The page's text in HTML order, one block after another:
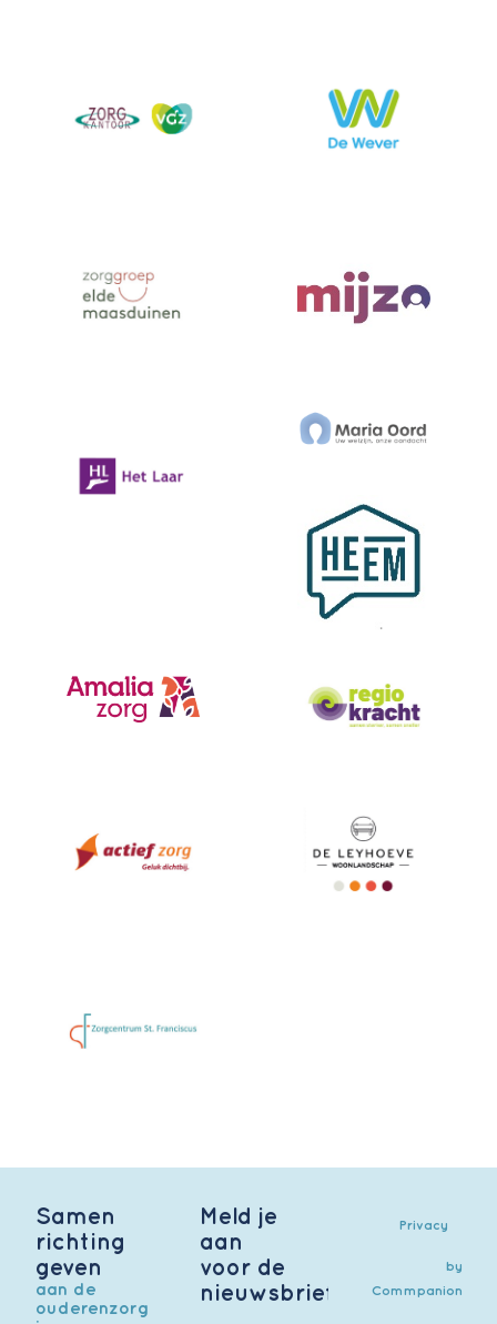
Samen
richting
geven
aan de
ouderenzorg
Meld je
aan
voor de
nieuwsbrief
Privacy
by
Commpanion